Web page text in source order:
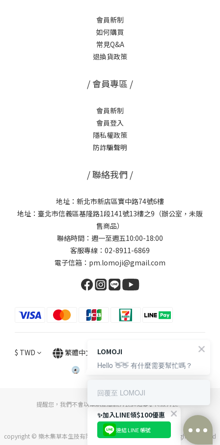
會員新制
如何購買
常見Q&A
退換貨政策
/ 會員專區 /
會員新制
會員登入
隱私權政策
防詐騙聲明
/ 聯絡我們 /
地址：新北市新店區寶中路74號6樓
地址：臺北市信義區基隆路1段141號13樓之9（辦公室，未販
售商品）
聯絡時間：週一至週五10:00-18:00
客服專線：02-8911-6869
電子信箱：pm.lomoji@gmail.com
$ TWD 繁體中文
提醒您，我們不會以電話或簡訊方式通知變更付款方式。
copyright © 樂木集草本生技有限公司 統一編號：54022776 . All Rights Reserved
✨加入LINE領$100優惠
連結 LINE 帳號
LOMOJI
Hello 👋👋 有什麼需要幫忙嗎？
回覆至 LOMOJI